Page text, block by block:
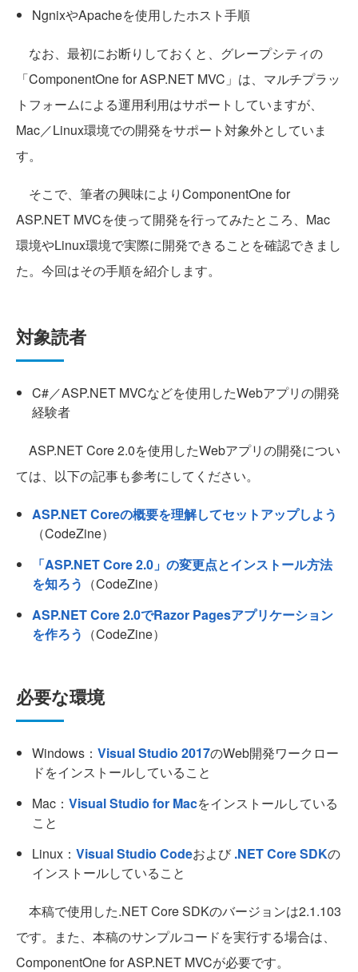
NgnixやApacheを使用したホスト手順
なお、最初にお断りしておくと、グレープシティの
「ComponentOne for ASP.NET MVC」は、マルチプラッ
トフォームによる運用利用はサポートしていますが、
Mac／Linux環境での開発をサポート対象外としていま
す。
そこで、筆者の興味によりComponentOne for
ASP.NET MVCを使って開発を行ってみたところ、Mac
環境やLinux環境で実際に開発できることを確認できまし
た。今回はその手順を紹介します。
対象読者
C#／ASP.NET MVCなどを使用したWebアプリの開発
経験者
ASP.NET Core 2.0を使用したWebアプリの開発につい
ては、以下の記事も参考にしてください。
ASP.NET Coreの概要を理解してセットアップしよう
（CodeZine）
「ASP.NET Core 2.0」の変更点とインストール方法
を知ろう （CodeZine）
ASP.NET Core 2.0でRazor Pagesアプリケーション
を作ろう （CodeZine）
必要な環境
Windows： Visual Studio 2017のWeb開発ワークロー
ドをインストールしていること
Mac： Visual Studio for Macをインストールしている
こと
Linux： Visual Studio Codeおよび .NET Core SDKの
インストールしていること
本稿で使用した.NET Core SDKのバージョンは2.1.103
です。また、本稿のサンプルコードを実行する場合は、
ComponentOne for ASP.NET MVCが必要です。